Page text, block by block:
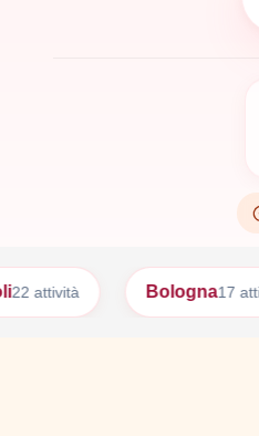
Bologna17 attività